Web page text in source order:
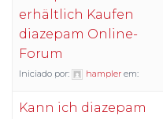
erhältlich Kaufen
diazepam Online-
Forum
Iniciado por: hampler em:
Kann ich diazepam